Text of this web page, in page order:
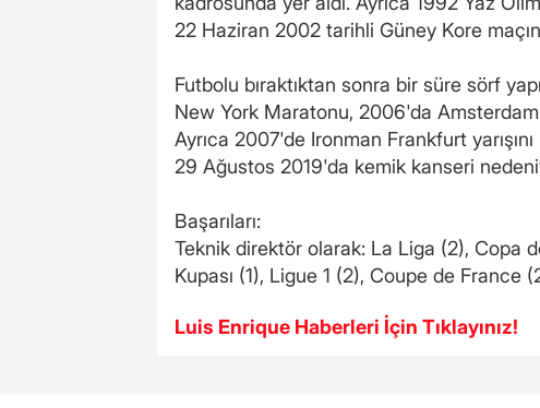
22 Haziran 2002 tarihli Güney Kore
Futbolu bıraktıktan sonra bir süre sörf
New York Maratonu, 2006'da
Ayrıca 2007'de Ironman Frankfurt
29 Ağustos 2019'da kemik kanseri
Başarıları:
Teknik direktör olarak: La Liga (2), Copa
Kupası (1), Ligue 1 (2), Coupe de France
Luis Enrique Haberleri İçin Tıklayınız!